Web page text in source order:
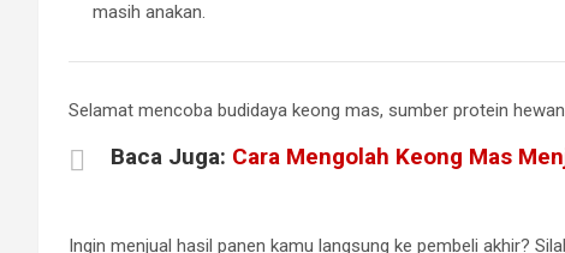
masih anakan.
Selamat mencoba budidaya keong mas, sumber protein
Baca Juga: Cara Mengolah Keong Mas
Ingin menjual hasil panen kamu langsung ke pembeli akhir?